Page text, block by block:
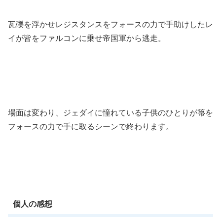
瓦礫を浮かせレジスタンスをフォースの力で手助けしたレ
イが皆をファルコンに乗せ帝国軍から逃走。
場面は変わり、ジェダイに憧れている子供のひとりが箒を
フォースの力で手に取るシーンで終わります。
個人の感想